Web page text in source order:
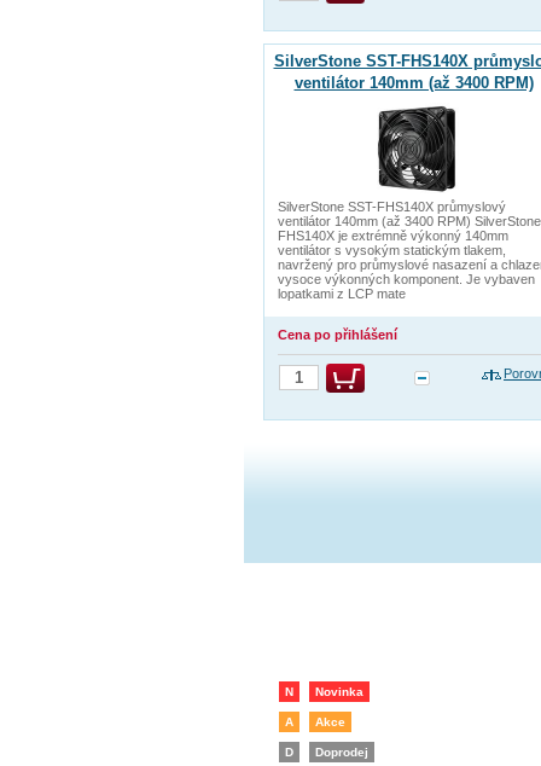
SilverStone SST-FHS140X
ventilátor 140mm (až 3400 RPM)
SilverStone SST-FHS140X průmyslový
ventilátor 140mm (až 3400 RPM) SilverStone
FHS140X je extrémně výkonný 140mm
ventilátor s vysokým statickým tlakem,
navržený pro průmyslové nasazení a
vysoce výkonných komponent. Je vybaven
lopatkami z LCP mate
Cena po přihlášení
N Novinka
A Akce
D Doprodej